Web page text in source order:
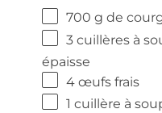
700 g de
3 cuillères à
épaisse
4 œufs frais
1 cuillère à